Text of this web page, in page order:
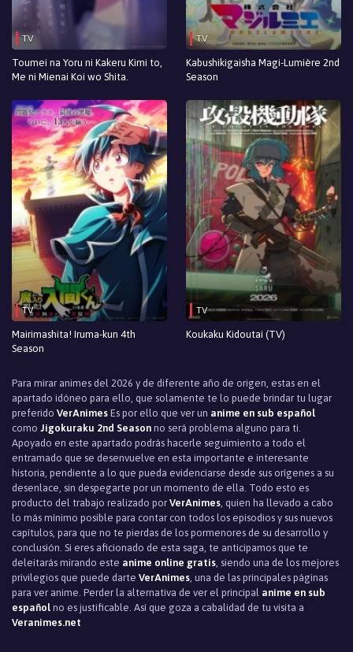
TV
Toumei na Yoru ni Kakeru Kimi to,
Me ni Mienai Koi wo Shita.
TV
Kabushikigaisha Magi-Lumière 2nd
Season
TV
Mairimashita! Iruma-kun 4th
Season
TV
Koukaku Kidoutai (TV)
Para mirar animes del 2026 y de diferente año de origen, estas en el
apartado idóneo para ello, que solamente te lo puede brindar tu lugar
preferido VerAnimes Es por ello que ver un anime en sub español
como Jigokuraku 2nd Season no será problema alguno para ti.
Apoyado en este apartado podrás hacerle seguimiento a todo el
entramado que se desenvuelve en esta importante e interesante
historia, pendiente a lo que pueda evidenciarse desde sus orígenes a su
desenlace, sin despegarte por un momento de ella. Todo esto es
producto del trabajo realizado por VerAnimes , quien ha llevado a cabo
lo más mínimo posible para contar con todos los episodios y sus nuevos
capítulos, para que no te pierdas de los pormenores de su desarrollo y
conclusión. Si eres aficionado de esta saga, te anticipamos que te
deleitarás mirando este anime online gratis , siendo una de los mejores
privilegios que puede darte VerAnimes , una de las principales páginas
para ver anime. Perder la alternativa de ver el principal anime en sub
español no es justificable. Así que goza a cabalidad de tu visita a
Veranimes.net